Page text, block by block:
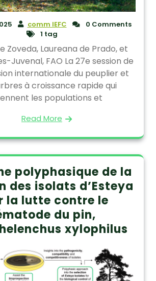
comm IEFC
0 Comments
1 tag
Zoveda, Laureana de Prado, et
Juvenal, FAO La 27e session de
internationale du peuplier et
à croissance rapide qui
les populations et
Read More
polyphasique de la
des isolats d’Esteya
la lutte contre le
du pin,
xylophilus